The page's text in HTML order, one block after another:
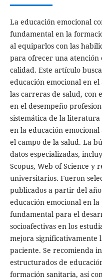
La educación emocional
fundamental en la
al equiparlos con las
para ofrecer una atención
calidad. Este artículo
educación emocional en
las carreras de salud, con
en el desempeño
sistemática de la
en la educación
el campo de la salud. La
datos especializadas,
Scopus, Web of Science y
universitarios. Fueron
publicados a partir del
educación emocional en
fundamental para el
socioafectivas en los
mejora significativamente
paciente. Se recomienda
estructurados de
formación sanitaria, así